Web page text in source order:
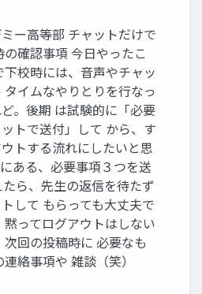
ー高等部 チャットだけで
の確認事項 今日やったこ
下校時には、音声やチャッ
タイムなやりとりを行なっ
。後期 は試験的に「必要
トで送付」して から、す
トする流れにしたいと思
ある、必要事項３つを送
たら、先生の返信を待たず
して もらっても大丈夫で
黙ってログアウトはしない
次回の投稿時に 必要なも
絡事項や 雑談（笑）